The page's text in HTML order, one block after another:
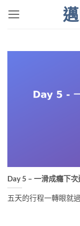
Day 5 – 一滑成癮下
五天的行程一轉眼就